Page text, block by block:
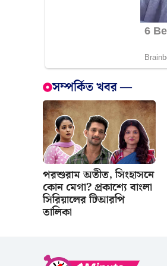
সম্পর্কিত খবর —
পরশুরাম অতীত, সিংহাসনে
কোন মেগা? প্রকাশ্যে বাংলা
সিরিয়ালের টিআরপি
তালিকা